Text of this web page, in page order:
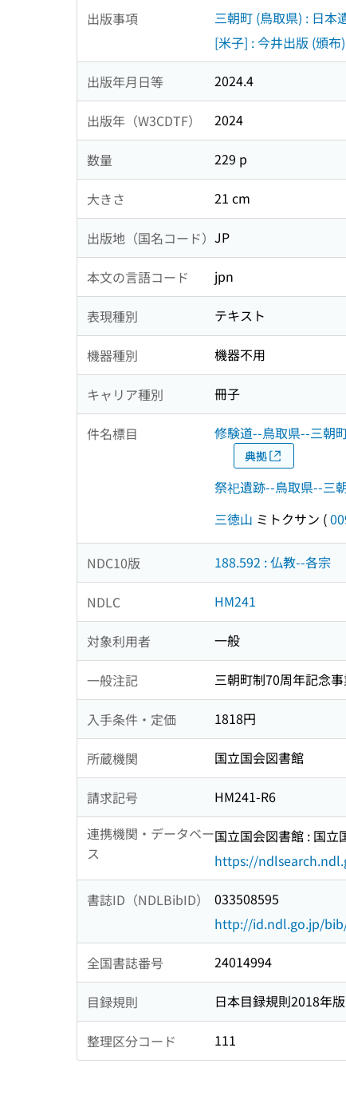
出版事項
三朝町 (鳥取県) : 日本
[米子] : 今井出版 (頒布)
出版年月日等 2024.4
出版年（W3CDTF） 2024
数量 229 p
大きさ 21 cm
出版地（国名コード） JP
本文の言語コード jpn
表現種別 テキスト
機器種別 機器不用
キャリア種別 冊子
件名標目 修験道--鳥取県--三朝
典拠
祭祀遺跡--鳥取県--三
三徳山 ミトクサン (
NDC10版 188.592 : 仏教--各宗
NDLC HM241
対象利用者 一般
一般注記 三朝町制70周年記念
入手条件・定価 1818円
所蔵機関 国立国会図書館
請求記号
HM241-R6
連携機関・データベー
ス
国立国会図書館 : 国立
https://
書誌ID（NDLBibID）
033508595
http://id.ndl.go.jp/
全国書誌番号 24014994
目録規則 日本目録規則2018年版
整理区分コード 111